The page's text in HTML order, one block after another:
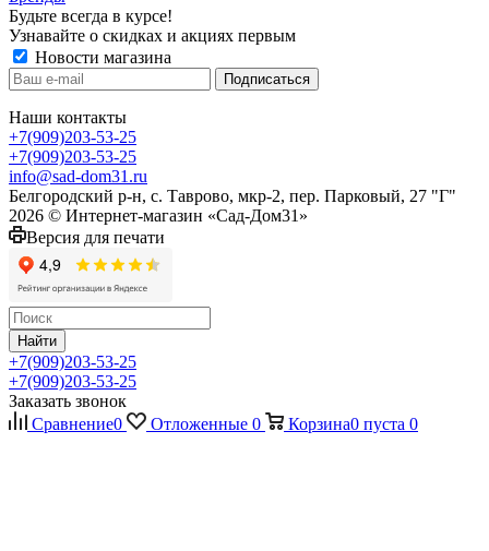
Будьте всегда в курсе!
Узнавайте о скидках и акциях первым
Новости магазина
Наши контакты
+7(909)203-53-25
+7(909)203-53-25
info@sad-dom31.ru
Белгородский р-н, с. Таврово, мкр-2, пер. Парковый, 27 "Г"
2026 © Интернет-магазин «Сад-Дом31»
Версия для печати
Найти
+7(909)203-53-25
+7(909)203-53-25
Заказать звонок
Сравнение0 Отложенные 0 Корзина0 пуста 0